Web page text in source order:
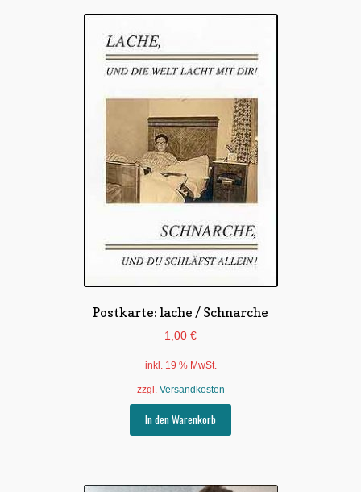
Postkarte: lache / Schnarche
1,00 €
inkl. 19 % MwSt.
zzgl. Versandkosten
In den Warenkorb